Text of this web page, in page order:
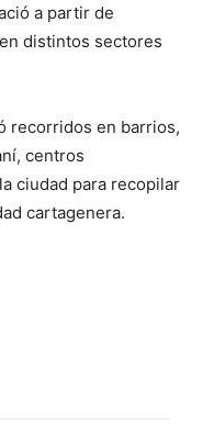
a partir de
distintos sectores
recorridos en barrios,
centros
ciudad para recopilar
cartagenera.